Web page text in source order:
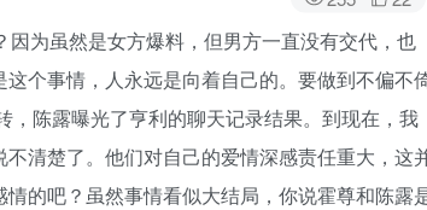
为虽然是女方爆料，但男方一直没有交代，也
个事情，人永远是向着自己的。要做到不偏不
，陈露曝光了亨利的聊天记录结果。到现在，我
清楚了。他们对自己的爱情深感责任重大，这
的吧？虽然事情看似大结局，你说霍尊和陈露